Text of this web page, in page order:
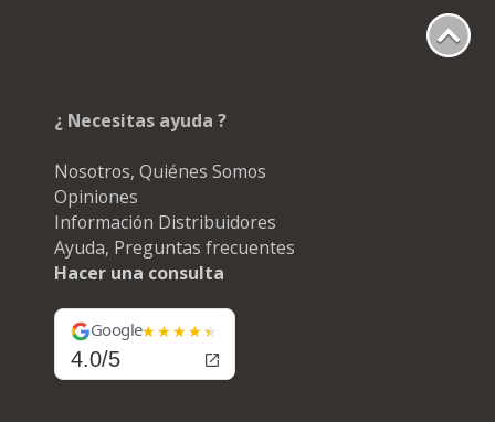
¿ Necesitas ayuda ?
Nosotros, Quiénes Somos
Opiniones
Información Distribuidores
Ayuda, Preguntas frecuentes
Hacer una consulta
Google
4.0/5